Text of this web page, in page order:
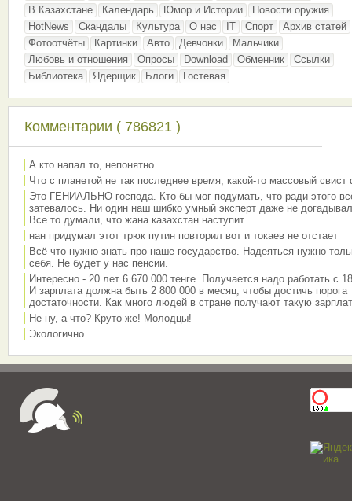
В Казахстане
Календарь Юмор и Истории
Новости оружия
HotNews
Скандалы Культура О нас IT Спорт
Архив статей
Фотоотчёты
Картинки Авто Девчонки
Мальчики
Любовь и отношения
Опросы Download Обменник
Ссылки
Библиотека
Ядерщик Блоги Гостевая
Комментарии ( 786821 )
А кто напал то, непонятно
Что с планетой не так последнее время, какой-то массовый свист
Это ГЕНИАЛЬНО господа. Кто бы мог подумать, что ради этого
затевалось. Ни один наш шибко умный эксперт даже не
Все то думали, что жана казахстан наступит
нан придумал этот трюк путин повторил вот и токаев не отстает
Всё что нужно знать про наше государство. Надеяться нужно
себя. Не будет у нас пенсии.
Интересно - 20 лет 6 670 000 тенге. Получается надо работать с
И зарплата должна быть 2 800 000 в месяц, чтобы достичь порога
достаточности. Как много людей в стране получают такую
Не ну, а что? Круто же! Молодцы!
Экологично